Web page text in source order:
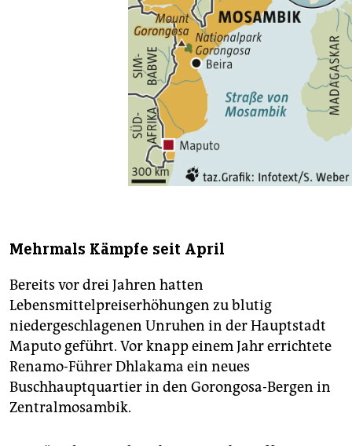
Mehrmals Kämpfe seit April
Bereits vor drei Jahren hatten
Lebensmittelpreiserhöhungen zu blutig
niedergeschlagenen Unruhen in der Hauptstadt
Maputo geführt. Vor knapp einem Jahr errichtete
Renamo-Führer Dhlakama ein neues
Buschhauptquartier in den Gorongosa-Bergen in
Zentralmosambik.